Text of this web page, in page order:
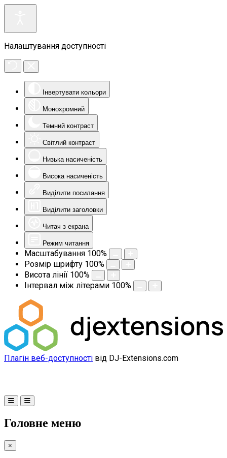
Налаштування доступності
Інвертувати кольори
Монохромний
Темний контраст
Світлий контраст
Низька насиченість
Висока насиченість
Виділити посилання
Виділити заголовки
Читач з екрана
Режим читання
Масштабування 100%
Розмір шрифту 100%
Висота лінії 100%
Інтервал між літерами 100%
Плагін веб-доступності від DJ-Extensions.com
Головне меню
×